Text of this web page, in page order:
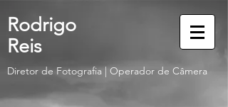
Rodrigo
Reis
Diretor de Fotografia | Operador de Câmera